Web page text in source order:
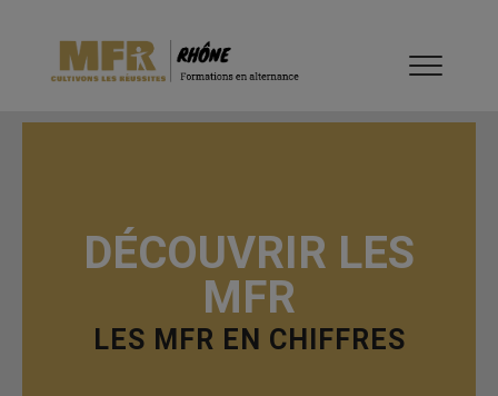
DÉCOUVRIR LES
MFR
LES MFR EN CHIFFRES